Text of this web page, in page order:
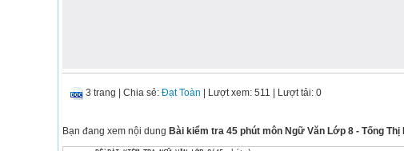
3 trang Chia sẻ: Đạt Toàn | Lượt xem: 511 | Lượt tải: 0
Bạn đang xem nội dung Bài kiểm tra 45 phút môn Ngữ Văn Lớp 8 - Tống Thị